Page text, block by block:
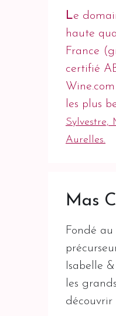
Le
haute
France
certifié
les plus
Sylvestre,
Aurelles.
Mas
Fondé
Isabelle
les
découvrir